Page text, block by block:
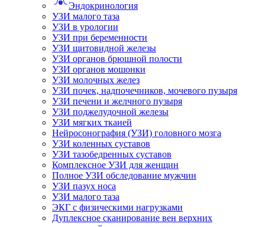
Эндокринология
УЗИ малого таза
УЗИ в урологии
УЗИ при беременности
УЗИ щитовидной железы
УЗИ органов брюшной полости
УЗИ органов мошонки
УЗИ молочных желез
УЗИ почек, надпочечников, мочевого пузыря
УЗИ печени и желчного пузыря
УЗИ поджелудочной железы
УЗИ мягких тканей
Нейросонография (УЗИ) головного мозга
УЗИ коленных суставов
УЗИ тазобедренных суставов
Комплексное УЗИ для женщин
Полное УЗИ обследование мужчин
УЗИ пазух носа
УЗИ малого таза
ЭКГ с физическими нагрузками
Дуплексное сканирование вен верхних